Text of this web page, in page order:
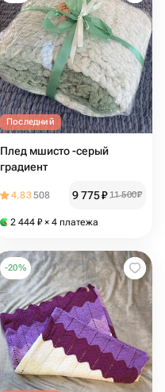
Последний
Плед мшисто -серый
градиент
4.83508 9 775₽ 11 500₽
2 444 ₽ × 4 платежа
-20%